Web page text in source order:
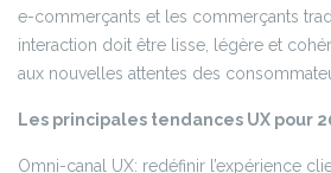
e-commerçants et les commerçants
interaction doit être lisse, légère et
aux nouvelles attentes des
Les principales tendances UX pour
Omni-canal UX: redéfinir l’expérience